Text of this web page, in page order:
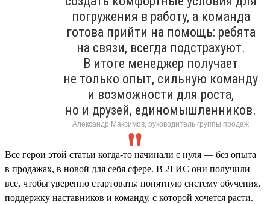
погружения в работу, а команда
готова прийти на помощь: ребята
на связи, всегда подстрахуют.
В итоге менеджер получает
не только опыт, сильную команду
и возможности для роста,
но и друзей, единомышленников.
Александр Максимов, руководитель группы продаж
Все герои этой статьи когда-то начинали с нуля — без опыта
в продажах, в новой для себя сфере. В 2ГИС они получили
все, чтобы уверенно стартовать: понятную систему обучения,
поддержку наставников и команду, с которой хочется расти.